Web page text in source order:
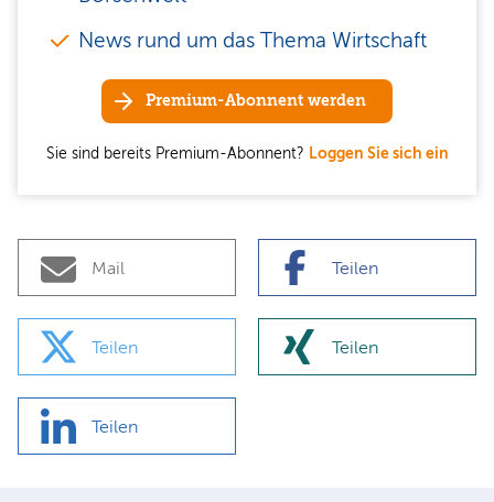
News rund um das Thema Wirtschaft
Premium-Abonnent werden
Sie sind bereits Premium-Abonnent? Loggen Sie sich ein
Mail Teilen
Teilen Teilen
Teilen